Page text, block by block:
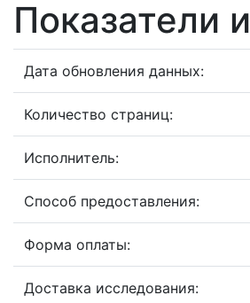
Показатели
Дата обновления данных:
Количество страниц:
Исполнитель:
Способ предоставления:
Форма оплаты:
Доставка исследования: